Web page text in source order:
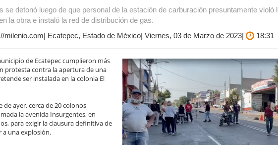
se detonó luego de que personal de la estación de carburación presuntamente violó
la obra e instaló la red de distribución de gas.
milenio.com| Ecatepec, Estado de México| Viernes, 03 de Marzo de 2023|
18:31
de Ecatepec cumplieron más
protesta contra la apertura de una
ser instalada en la colonia El
de ayer, cerca de 20 colonos
la avenida Insurgentes, en
para exigir la clausura definitiva de
a una explosión.